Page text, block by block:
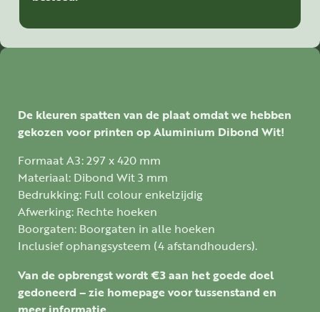
De kleuren spatten van de plaat omdat we hebben
gekozen voor printen op Aluminium Dibond Wit!
Formaat A3: 297 x 420 mm
Materiaal: Dibond Wit 3 mm
Bedrukking: Full colour enkelzijdig
Afwerking: Rechte hoeken
Boorgaten: Boorgaten in alle hoeken
Inclusief ophangsysteem (4 afstandhouders).
Van de opbrengst wordt €3 aan het goede doel
gedoneerd – zie homepage voor tussenstand en
meer informatie.